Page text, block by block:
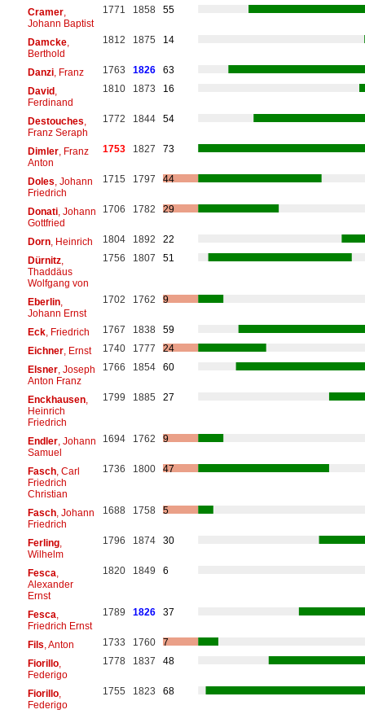
Cramer,
Johann Baptist
1771 1858 55
Damcke,
Berthold
1812 1875 14
Danzi, Franz 1763 1826
63
David,
Ferdinand
1810 1873 16
Destouches
Franz Seraph
1772 1844 54
Dimler, Franz
Anton
1753 1827 73
Doles , Johann
Friedrich
1715 1797 44
Donati, Johann
Gottfried
1706 1782 29
Dorn, Heinrich 1804 1892
22
Dürnitz,
Thaddäus
Wolfgang von
1756 1807 51
Eberlin,
Johann Ernst
1702 1762 9
Eck, Friedrich 1767 1838
59
Eichner, Ernst 1740 1777
24
Elsner, Joseph
Anton Franz
1766 1854 60
Enckhausen,
Heinrich
Friedrich
1799 1885 27
Endler, Johann
Samuel
1694 1762 9
Fasch, Carl
Friedrich
Christian
1736 1800 47
Fasch, Johann
Friedrich
1688 1758 5
Ferling,
Wilhelm
1796 1874 30
Fesca
Alexander
Ernst
1820 1849 6
Fesca
Friedrich Ernst
1789 1826 37
Fils , Anton 1733 1760
7
Fiorillo,
Federigo
1778 1837 48
Fiorillo,
Federigo
1755 1823 68